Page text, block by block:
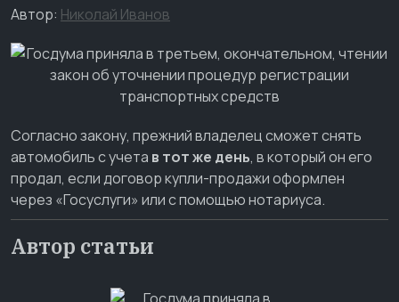
Автор: Николай Иванов
Согласно закону, прежний владелец сможет снять
автомобиль с учета в тот же день, в который он его
продал, если договор купли-продажи оформлен
через «Госуслуги» или с помощью нотариуса.
Автор статьи